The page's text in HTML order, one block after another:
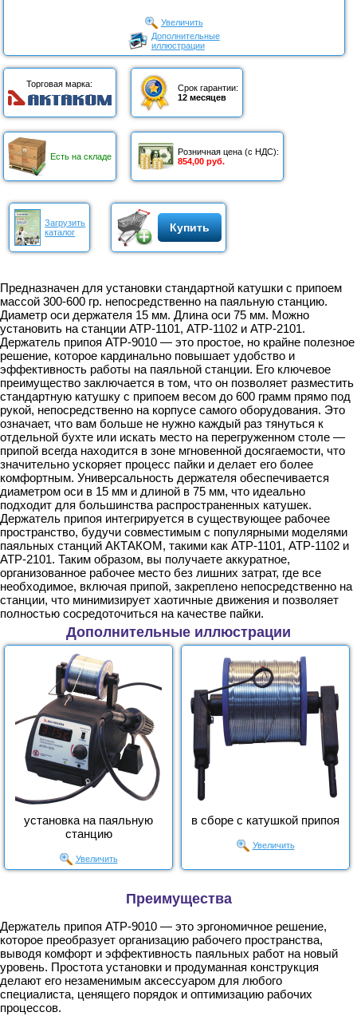
Увеличить
Дополнительные
иллюстрации
Торговая марка:
Срок гарантии:
12 месяцев
Есть на складе
Розничная цена (с НДС):
854,00 руб.
Загрузить
каталог
Купить
Предназначен для установки стандартной катушки с припоем
массой 300-600 гр. непосредственно на паяльную станцию.
Диаметр оси держателя 15 мм. Длина оси 75 мм. Можно
установить на станции АТР-1101, АТР-1102 и АТР-2101.
Держатель припоя АТР-9010 — это простое, но крайне полезное
решение, которое кардинально повышает удобство и
эффективность работы на паяльной станции. Его ключевое
преимущество заключается в том, что он позволяет разместить
стандартную катушку с припоем весом до 600 грамм прямо под
рукой, непосредственно на корпусе самого оборудования. Это
означает, что вам больше не нужно каждый раз тянуться к
отдельной бухте или искать место на перегруженном столе —
припой всегда находится в зоне мгновенной досягаемости, что
значительно ускоряет процесс пайки и делает его более
комфортным. Универсальность держателя обеспечивается
диаметром оси в 15 мм и длиной в 75 мм, что идеально
подходит для большинства распространенных катушек.
Держатель припоя интегрируется в существующее рабочее
пространство, будучи совместимым с популярными моделями
паяльных станций АКТАКОМ, такими как АТР-1101, АТР-1102 и
АТР-2101. Таким образом, вы получаете аккуратное,
организованное рабочее место без лишних затрат, где все
необходимое, включая припой, закреплено непосредственно на
станции, что минимизирует хаотичные движения и позволяет
полностью сосредоточиться на качестве пайки.
Дополнительные иллюстрации
установка на паяльную
станцию
Увеличить
в сборе с катушкой припоя
Увеличить
Преимущества
Держатель припоя АТР-9010 — это эргономичное решение,
которое преобразует организацию рабочего пространства,
выводя комфорт и эффективность паяльных работ на новый
уровень. Простота установки и продуманная конструкция
делают его незаменимым аксессуаром для любого
специалиста, ценящего порядок и оптимизацию рабочих
процессов.